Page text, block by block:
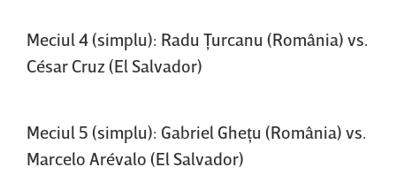
Meciul 4 (simplu): Radu Ţurcanu (România) vs.
César Cruz (El Salvador)
Meciul 5 (simplu): Gabriel Gheţu (România) vs.
Marcelo Arévalo (El Salvador)